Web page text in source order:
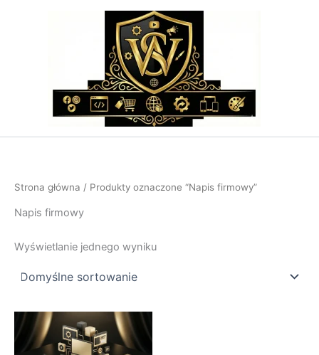
Strona główna / Produkty oznaczone “Napis firmowy”
Napis firmowy
Wyświetlanie jednego wyniku